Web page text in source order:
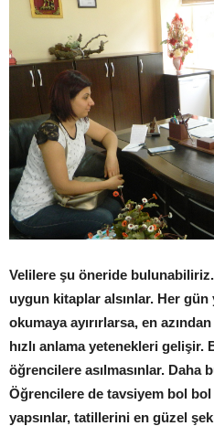
Velilere şu öneride
uygun kitaplar alsınlar. Her gün
okumaya ayırırlarsa, en
hızlı anlama yetenekleri gelişir.
öğrencilere asılmasınlar. Daha
Öğrencilere de tavsiyem bol
yapsınlar, tatillerini en güzel